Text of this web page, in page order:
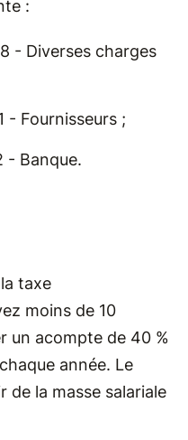
:
- Diverses charges
- Fournisseurs ;
- Banque.
taxe
moins de 10
un acompte de 40 %
année. Le
de la masse salariale